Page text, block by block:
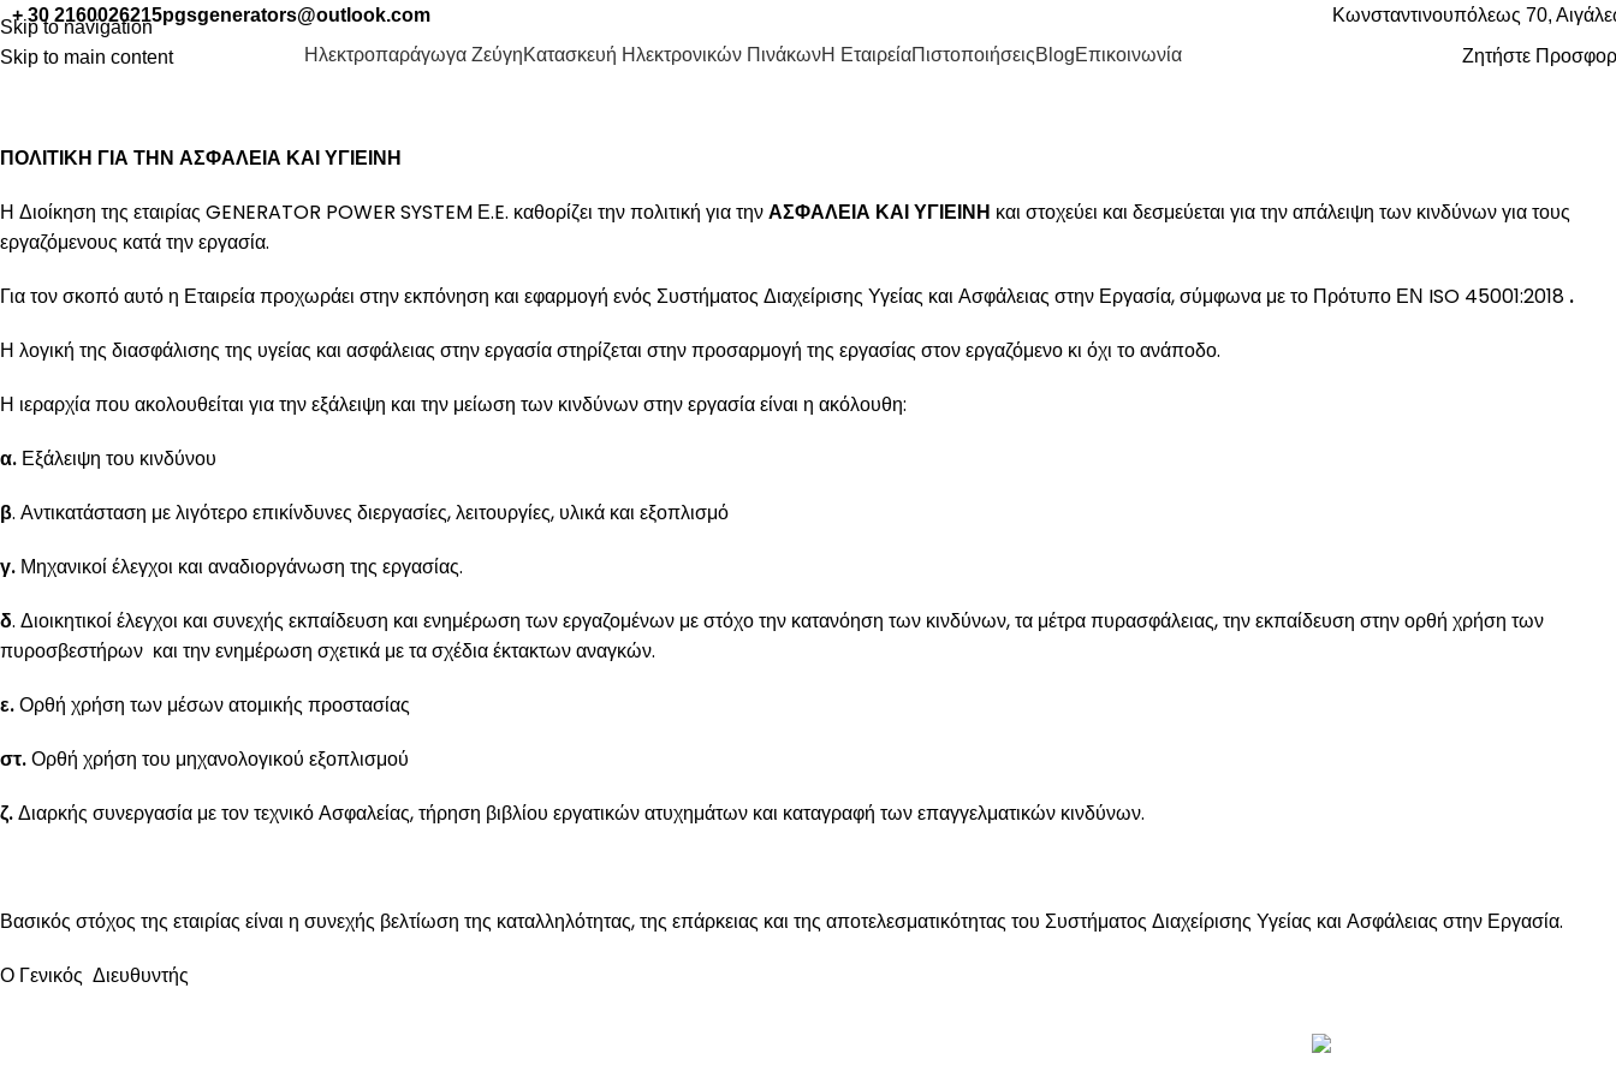
Skip to navigation
Skip to main content
+ 30 2160026215pgsgenerators@outlook.com
Κωνσταντινουπόλεως 70,
Ηλεκτροπαράγωγα ΖεύγηΚατασκευή Ηλεκτρονικών ΠινάκωνΗ ΕταιρείαΠιστοποιήσειςBlogΕπικοινωνία Ζητήστε
ΠΟΛΙΤΙΚΗ ΓΙΑ ΤΗΝ ΑΣΦΑΛΕΙΑ ΚΑΙ ΥΓΙΕΙΝΗ
Η Διοίκηση της εταιρίας GENERATOR POWER SYSTEM Ε.E. καθορίζει την πολιτική για τηνΑΣΦΑΛΕΙΑ ΚΑΙ ΥΓΙΕΙΝΗ και στοχεύει και δεσμεύεται για την απάλειψη των κινδύνων για τους
εργαζόμενους κατά την εργασία.
Για τον σκοπό αυτό η Εταιρεία προχωράει στην εκπόνηση και εφαρμογή ενός Συστήματος Διαχείρισης Υγείας και Ασφάλειας στην Εργασία, σύμφωνα με το Πρότυπο ΕΝ ISO 45001:2018 .
Η λογική της διασφάλισης της υγείας και ασφάλειας στην εργασία στηρίζεται στην προσαρμογή της εργασίας στον εργαζόμενο κι όχι το ανάποδο.
Η ιεραρχία που ακολουθείται για την εξάλειψη και την μείωση των κινδύνων στην εργασία είναι η ακόλουθη:
α. Εξάλειψη του κινδύνου
β. Αντικατάσταση με λιγότερο επικίνδυνες διεργασίες, λειτουργίες, υλικά και εξοπλισμό
γ. Μηχανικοί έλεγχοι και αναδιοργάνωση της εργασίας.
δ. Διοικητικοί έλεγχοι και συνεχής εκπαίδευση και ενημέρωση των εργαζομένων με στόχο την κατανόηση των κινδύνων, τα μέτρα πυρασφάλειας, την εκπαίδευση στην ορθή χρήση των
πυροσβεστήρων και την ενημέρωση σχετικά με τα σχέδια έκτακτων αναγκών.
ε.Ορθή χρήση των μέσων ατομικής προστασίας
στ.Ορθή χρήση του μηχανολογικού εξοπλισμού
ζ.Διαρκής συνεργασία με τον τεχνικό Ασφαλείας, τήρηση βιβλίου εργατικών ατυχημάτων και καταγραφή των επαγγελματικών κινδύνων.
Βασικός στόχος της εταιρίας είναι η συνεχής βελτίωση της καταλληλότητας, της επάρκειας και της αποτελεσματικότητας του Συστήματος Διαχείρισης Υγείας και Ασφάλειας στην Εργασία.
Ο Γενικός Διευθυντής